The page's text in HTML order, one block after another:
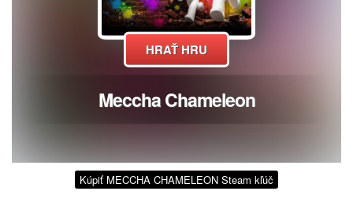
Kúpiť MECCHA CHAMELEON Steam kľúč